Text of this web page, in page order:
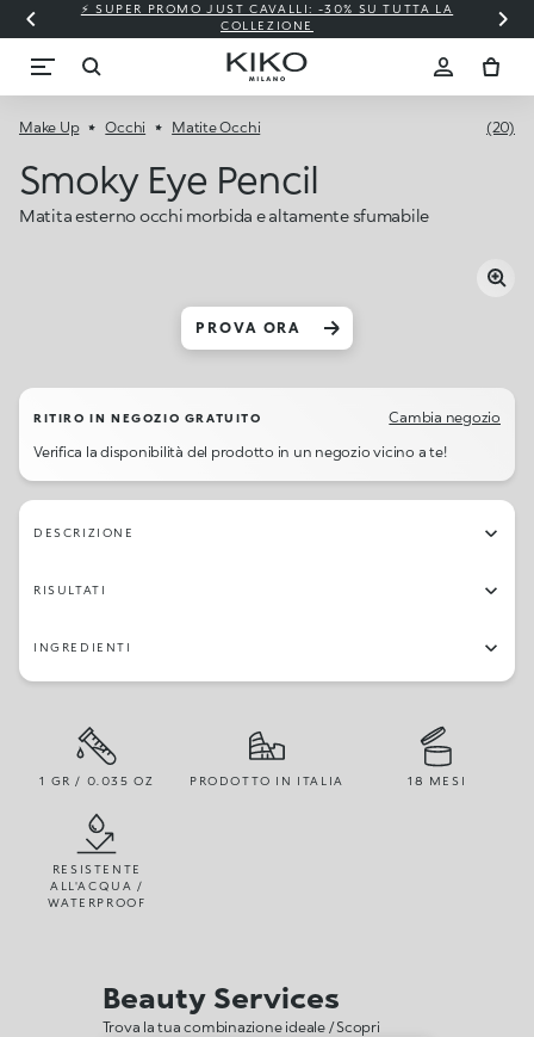
⚡ SUPER PROMO JUST CAVALLI: -30% SU TUTTA LA
COLLEZIONE
Make Up Occhi Matite Occhi (20)
Smoky Eye Pencil
Matita esterno occhi morbida e altamente sfumabile
PROVA ORA
RITIRO IN NEGOZIO GRATUITO
Cambia negozio
Verifica la disponibilità del prodotto in un negozio vicino a te!
DESCRIZIONE
RISULTATI
INGREDIENTI
1 GR / 0.035 OZ PRODOTTO IN ITALIA 18 MESI
RESISTENTE
ALL'ACQUA /
WATERPROOF
Beauty Services
Trova la tua combinazione ideale / Scopri